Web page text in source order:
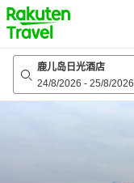
to
top
page
鹿儿岛日光酒店
24/8/2026 - 25/8/2026